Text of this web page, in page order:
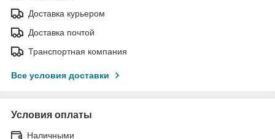
Доставка курьером
Доставка почтой
Транспортная компания
Все условия доставки
Условия оплаты
Наличными